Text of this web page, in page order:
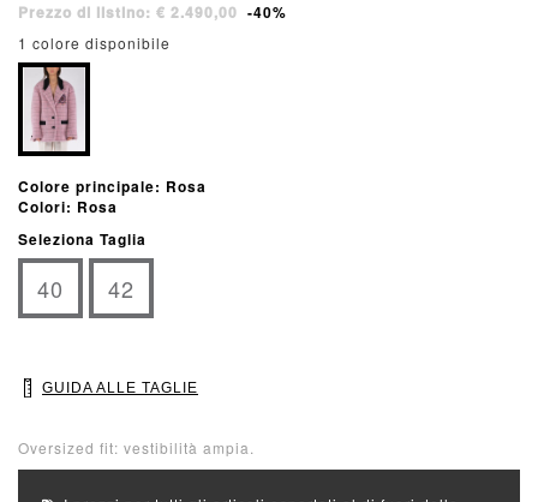
Prezzo di listino: € 2.490,00 -40%
1 colore disponibile
Colore principale: Rosa
Colori: Rosa
Seleziona Taglia
40 42
GUIDA ALLE TAGLIE
Oversized fit: vestibilità ampia.